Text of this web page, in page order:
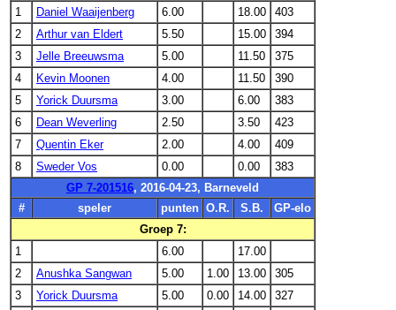
1 Daniel Waaijenberg 6.00 18.00
403
2
Arthur van Eldert 5.50 15.00
394
3
Jelle Breeuwsma 5.00 11.50
375
4
Kevin Moonen 4.00 11.50
390
5
Yorick Duursma 3.00 6.00
383
6
Dean Weverling 2.50 3.50
423
7
Quentin Eker 2.00 4.00
409
8
Sweder Vos 0.00 0.00
383
GP 7-201516, 2016-04-23, Barneveld
#
speler punten O.R. S.B.
GP-elo
Groep 7:
1
6.00
17.00
2
Anushka Sangwan 5.00 1.00 13.00
305
3
Yorick Duursma 5.00 0.00 14.00
327